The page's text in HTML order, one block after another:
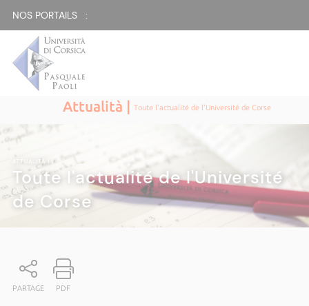
NOS PORTAILS :
Attualità |Toute l'actualité de l'Université de Corse
ATTUALITÀ|
Toute l'actualité de l'Université
de Corse
PARTAGE PDF